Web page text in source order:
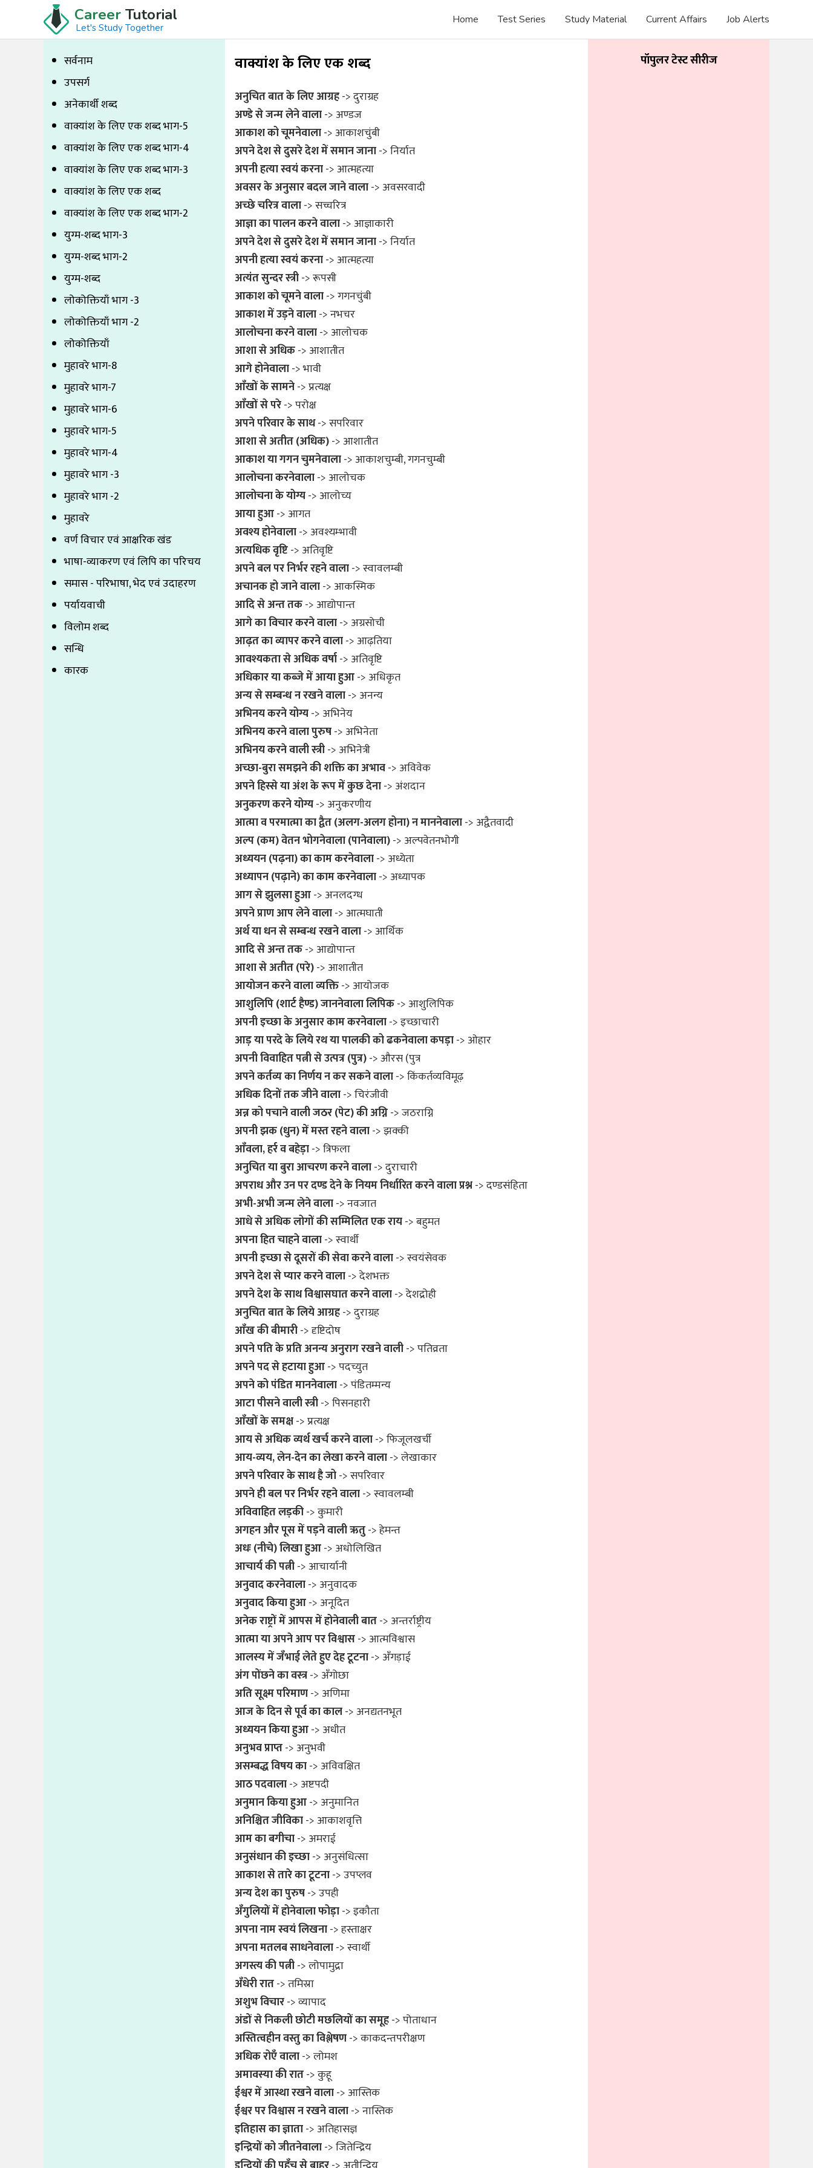
Career Tutorial
Let's Study Together
Home Test Series Study Material Current Affairs Job Alerts
सर्वनाम
उपसर्ग
अनेकार्थी शब्द
वाक्यांश के लिए एक शब्द भाग-5
वाक्यांश के लिए एक शब्द भाग-4
वाक्यांश के लिए एक शब्द भाग-3
वाक्यांश के लिए एक शब्द
वाक्यांश के लिए एक शब्द भाग-2
युग्म-शब्द भाग-3
युग्म-शब्द भाग-2
युग्म-शब्द
लोकोक्तियाँ भाग -3
लोकोक्तियाँ भाग -2
लोकोक्तियाँ
मुहावरे भाग-8
मुहावरे भाग-7
मुहावरे भाग-6
मुहावरे भाग-5
मुहावरे भाग-4
मुहावरे भाग -3
मुहावरे भाग -2
मुहावरे
वर्ण विचार एवं आक्षरिक खंड
भाषा-व्याकरण एवं लिपि का परिचय
समास - परिभाषा, भेद एवं उदाहरण
पर्यायवाची
विलोम शब्द
सन्धि
कारक
वाक्यांश के लिए एक शब्द
अनुचित बात के लिए आग्रह-> दुराग्रह
अण्डे से जन्म लेने वाला-> अण्डज
आकाश को चूमनेवाला-> आकाशचुंबी
अपने देश से दुसरे देश में समान जाना-> निर्यात
अपनी हत्या स्वयं करना-> आत्महत्या
अवसर के अनुसार बदल जाने वाला-> अवसरवादी
अच्छे चरित्र वाला-> सच्चरित्र
आज्ञा का पालन करने वाला-> आज्ञाकारी
अपने देश से दुसरे देश में समान जाना-> निर्यात
अपनी हत्या स्वयं करना-> आत्महत्या
अत्यंत सुन्दर स्त्री-> रूपसी
आकाश को चूमने वाला-> गगनचुंबी
आकाश में उड़ने वाला-> नभचर
आलोचना करने वाला-> आलोचक
आशा से अधिक-> आशातीत
आगे होनेवाला-> भावी
आँखों के सामने-> प्रत्यक्ष
आँखों से परे-> परोक्ष
अपने परिवार के साथ-> सपरिवार
आशा से अतीत (अधिक)-> आशातीत
आकाश या गगन चुमनेवाला-> आकाशचुम्बी, गगनचुम्बी
आलोचना करनेवाला-> आलोचक
आलोचना के योग्य-> आलोच्य
आया हुआ-> आगत
अवश्य होनेवाला-> अवश्यम्भावी
अत्यधिक वृष्टि-> अतिवृष्टि
अपने बल पर निर्भर रहने वाला-> स्वावलम्बी
अचानक हो जाने वाला-> आकस्मिक
आदि से अन्त तक-> आद्योपान्त
आगे का विचार करने वाला-> अग्रसोची
आढ़त का व्यापर करने वाला-> आढ़तिया
आवश्यकता से अधिक वर्षा-> अतिवृष्टि
अधिकार या कब्जे में आया हुआ-> अधिकृत
अन्य से सम्बन्ध न रखने वाला-> अनन्य
अभिनय करने योग्य-> अभिनेय
अभिनय करने वाला पुरुष-> अभिनेता
अभिनय करने वाली स्त्री-> अभिनेत्री
अच्छा-बुरा समझने की शक्ति का अभाव-> अविवेक
अपने हिस्से या अंश के रूप में कुछ देना-> अंशदान
अनुकरण करने योग्य-> अनुकरणीय
आत्मा व परमात्मा का द्वैत (अलग-अलग होना) न माननेवाला-> अद्वैतवादी
अल्प (कम) वेतन भोगनेवाला (पानेवाला)-> अल्पवेतनभोगी
अध्ययन (पढ़ना) का काम करनेवाला-> अध्येता
अध्यापन (पढ़ाने) का काम करनेवाला-> अध्यापक
आग से झुलसा हुआ-> अनलदग्ध
अपने प्राण आप लेने वाला-> आत्मघाती
अर्थ या धन से सम्बन्ध रखने वाला-> आर्थिक
आदि से अन्त तक-> आद्योपान्त
आशा से अतीत (परे)-> आशातीत
आयोजन करने वाला व्यक्ति-> आयोजक
आशुलिपि (शार्ट हैण्ड) जाननेवाला लिपिक-> आशुलिपिक
अपनी इच्छा के अनुसार काम करनेवाला-> इच्छाचारी
आड़ या परदे के लिये रथ या पालकी को ढकनेवाला कपड़ा-> ओहार
अपनी विवाहित पत्नी से उत्पत्र (पुत्र)-> औरस (पुत्र
अपने कर्तव्य का निर्णय न कर सकने वाला-> किंकर्तव्यविमूढ़
अधिक दिनों तक जीने वाला-> चिरंजीवी
अन्न को पचाने वाली जठर (पेट) की अग्नि-> जठराग्नि
अपनी झक (धुन) में मस्त रहने वाला-> झक्की
आँवला, हर्र व बहेड़ा-> त्रिफला
अनुचित या बुरा आचरण करने वाला-> दुराचारी
अपराध और उन पर दण्ड देने के नियम निर्धारित करने वाला प्रश्न-> दण्डसंहिता
अभी-अभी जन्म लेने वाला-> नवजात
आधे से अधिक लोगों की सम्मिलित एक राय-> बहुमत
अपना हित चाहने वाला-> स्वार्थी
अपनी इच्छा से दूसरों की सेवा करने वाला-> स्वयंसेवक
अपने देश से प्यार करने वाला-> देशभक्त
अपने देश के साथ विश्वासघात करने वाला-> देशद्रोही
अनुचित बात के लिये आग्रह-> दुराग्रह
आँख की बीमारी-> दृष्टिदोष
अपने पति के प्रति अनन्य अनुराग रखने वाली-> पतिव्रता
अपने पद से हटाया हुआ-> पदच्युत
अपने को पंडित माननेवाला-> पंडितम्मन्य
आटा पीसने वाली स्त्री-> पिसनहारी
आँखों के समक्ष-> प्रत्यक्ष
आय से अधिक व्यर्थ खर्च करने वाला-> फिजूलखर्ची
आय-व्यय, लेन-देन का लेखा करने वाला-> लेखाकार
अपने परिवार के साथ है जो-> सपरिवार
अपने ही बल पर निर्भर रहने वाला-> स्वावलम्बी
अविवाहित लड़की-> कुमारी
अगहन और पूस में पड़ने वाली ऋतु-> हेमन्त
अधः (नीचे) लिखा हुआ-> अधोलिखित
आचार्य की पत्नी-> आचार्यानी
अनुवाद करनेवाला-> अनुवादक
अनुवाद किया हुआ-> अनूदित
अनेक राष्ट्रों में आपस में होनेवाली बात-> अन्तर्राष्ट्रीय
आत्मा या अपने आप पर विश्वास-> आत्मविश्वास
आलस्य में जँभाई लेते हुए देह टूटना-> अँगड़ाई
अंग पोंछने का वस्त्र-> अँगोछा
अति सूक्ष्म परिमाण-> अणिमा
आज के दिन से पूर्व का काल-> अनद्यतनभूत
अध्ययन किया हुआ-> अधीत
अनुभव प्राप्त-> अनुभवी
असम्बद्ध विषय का-> अविवक्षित
आठ पदवाला-> अष्टपदी
अनुमान किया हुआ-> अनुमानित
अनिश्चित जीविका-> आकाशवृत्ति
आम का बगीचा-> अमराई
अनुसंधान की इच्छा-> अनुसंधित्सा
आकाश से तारे का टूटना-> उपप्लव
अन्य देश का पुरुष-> उपही
अँगुलियों में होनेवाला फोड़ा-> इकौता
अपना नाम स्वयं लिखना-> हस्ताक्षर
अपना मतलब साधनेवाला-> स्वार्थी
अगस्त्य की पत्नी-> लोपामुद्रा
अँधेरी रात-> तमिस्रा
अशुभ विचार-> व्यापाद
अंडों से निकली छोटी मछलियों का समूह-> पोताधान
अस्तित्वहीन वस्तु का विश्लेषण-> काकदन्तपरीक्षण
अधिक रोएँ वाला-> लोमश
अमावस्या की रात-> कुहू
ईश्वर में आस्था रखने वाला-> आस्तिक
ईश्वर पर विश्वास न रखने वाला-> नास्तिक
इतिहास का ज्ञाता-> अतिहासज्ञ
इन्द्रियों को जीतनेवाला-> जितेन्द्रिय
पॉपुलर टेस्ट सीरीज